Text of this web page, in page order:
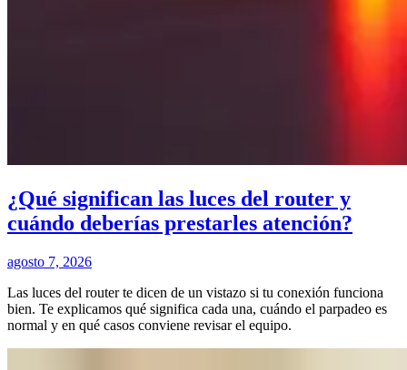
¿Qué significan las luces del router y
cuándo deberías prestarles atención?
agosto 7, 2026
Las luces del router te dicen de un vistazo si tu conexión funciona
bien. Te explicamos qué significa cada una, cuándo el parpadeo es
normal y en qué casos conviene revisar el equipo.